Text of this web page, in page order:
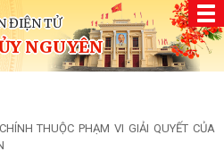
ĐIỆN TỬ
NGUYÊN
THUỘC PHẠM VI GIẢI QUYẾT CỦA